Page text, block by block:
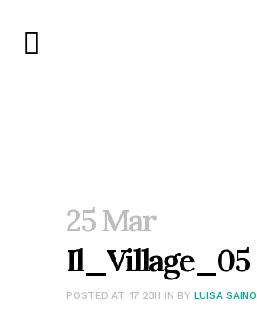
25 Mar
Il_Village_05
POSTED AT 17:23H IN BY LUISA SAINO